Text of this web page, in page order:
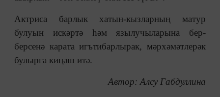
Актриса барлык хатын-кызларның матур
булуын искәртә һәм язылучыларына бер-
берсенә карата игътибарлырак, мәрхәмәтлерәк
булырга киңәш итә.
Автор: Алсу Габдуллина